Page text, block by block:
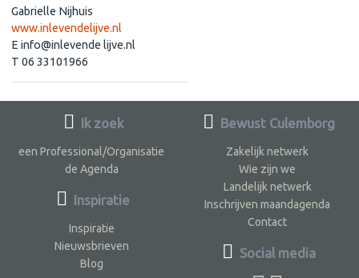
Gabrielle Nijhuis
www.inlevendelijve.nl
E info@inlevende lijve.nl
T 06 33101966
Ik zoek
een Professional/Organisatie
de Agenda
Inspiratie
Inspiratie
Nieuwsbrieven
Blog
Bewust Culemborg
Zakelijk netwerk
Wie zijn we
Landelijk netwerk
Inschrijven maandagenda
Contact
Social media